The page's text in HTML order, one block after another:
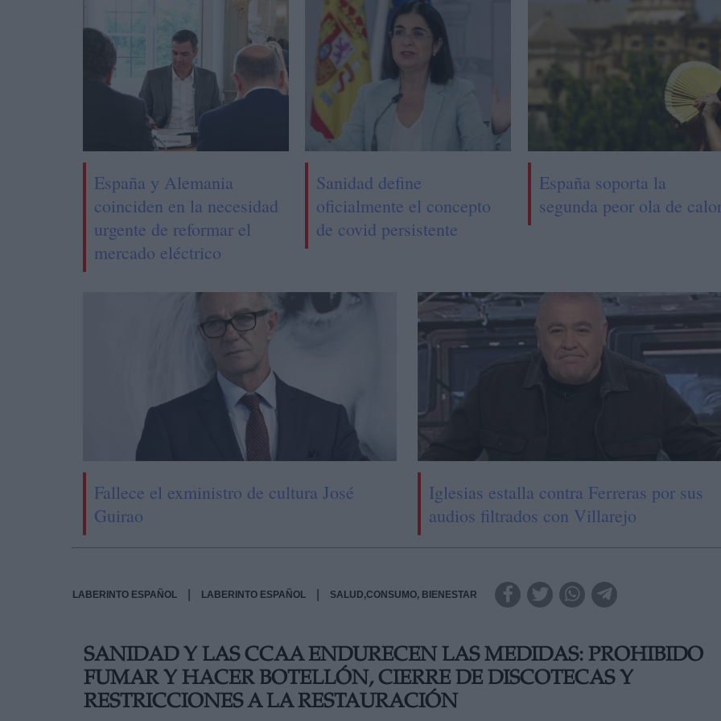
España y Alemania
coinciden en la necesidad
urgente de reformar el
mercado eléctrico
Sanidad define
oficialmente el concepto
de covid persistente
España soporta la
segunda peor ola de
Fallece el exministro de cultura José
Guirao
Iglesias estalla contra Ferreras por sus
audios filtrados con Villarejo
LABERINTO ESPAÑOL LABERINTO ESPAÑOL SALUD,CONSUMO, BIENESTAR
SANIDAD Y LAS CCAA ENDURECEN LAS MEDIDAS: PROHIBIDO
FUMAR Y HACER BOTELLÓN, CIERRE DE DISCOTECAS Y
RESTRICCIONES A LA RESTAURACIÓN